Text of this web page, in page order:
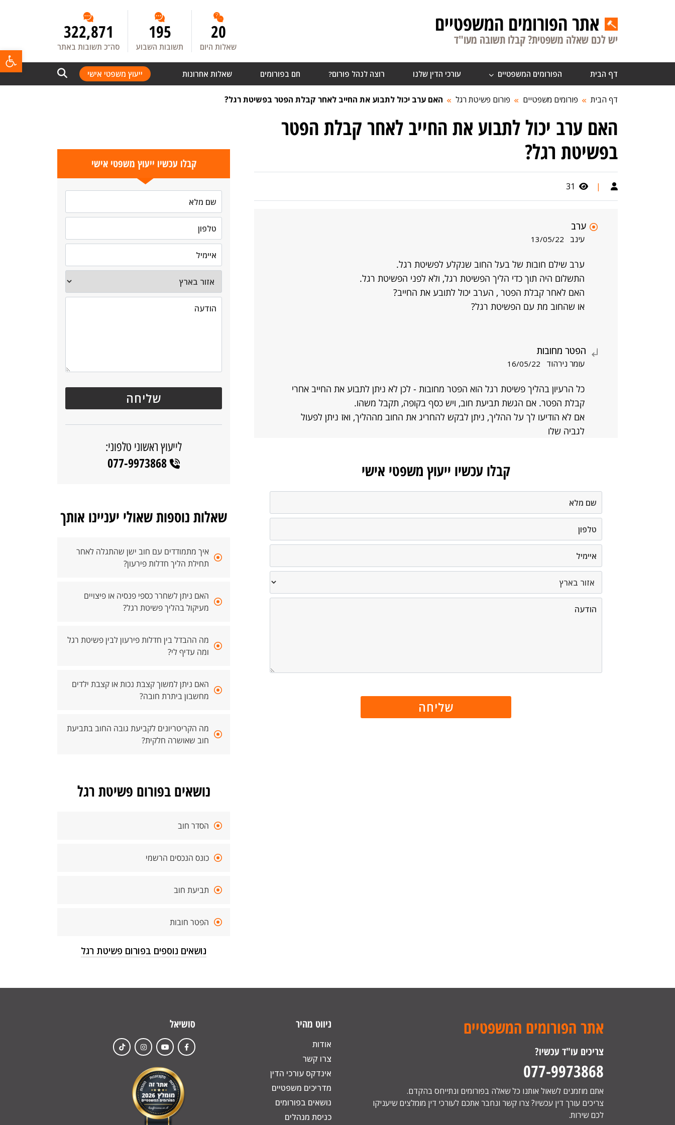
אתר הפורומים המשפטיים
יש לכם שאלה משפטית? קבלו תשובה מעו"ד 20
שאלות היום
195
תשובות השבוע
322,871
סה”כ תשובות באתר
דף הבית הפורומים המשפטיים עורכי הדין שלנו רוצה לנהל פורום? חם בפורומים שאלות אחרונות ייעוץ משפטי אישי
דף הבית פורומים משפטיים פורום פשיטת רגל האם ערב יכול לתבוע את החייב לאחר קבלת הפטר בפשיטת רגל?
האם ערב יכול לתבוע את החייב לאחר קבלת הפטר
בפשיטת רגל?
|
31
ערב
עינב 13/05/22
ערב שילם חובות של בעל החוב שנקלע לפשיטת רגל.
התשלום היה תוך כדי הליך הפשיטת רגל, ולא לפני הפשיטת רגל.
האם לאחר קבלת הפטר , הערב יכול לתובע את החייב?
או שהחוב מת עם הפשיטת רגל?
הפטר מחובות
עומר נירהוד 16/05/22
כל הרעיון בהליך פשיטת רגל הוא הפטר מחובות - לכן לא ניתן לתבוע את החייב אחרי
קבלת הפטר. אם הגשת תביעת חוב, ויש כסף בקופה, תקבל משהו.
אם לא הודיעו לך על ההליך, ניתן לבקש להחריג את החוב מההליך, ואז ניתן לפעול
לגביה שלו
קבלו עכשיו ייעוץ משפטי אישי
קבלו עכשיו ייעוץ משפטי אישי
לייעוץ ראשוני טלפוני:
077-9973868
שאלות נוספות שאולי יעניינו אותך
איך מתמודדים עם חוב ישן שהתגלה לאחר
תחילת הליך חדלות פירעון?
האם ניתן לשחרר כספי פנסיה או פיצויים
מעיקול בהליך פשיטת רגל?
מה ההבדל בין חדלות פירעון לבין פשיטת רגל
ומה עדיף לי?
האם ניתן למשוך קצבת נכות או קצבת ילדים
מחשבון ביתרת חובה?
מה הקריטריונים לקביעת גובה החוב בתביעת
חוב שאושרה חלקית?
נושאים בפורום פשיטת רגל
הסדר חוב
כונס הנכסים הרשמי
תביעת חוב
הפטר חובות
נושאים נוספים בפורום פשיטת רגל
אתר הפורומים המשפטיים
צריכים עו"ד עכשיו?
077-9973868
אתם מוזמנים לשאול אותנו כל שאלה בפורומים ונתייחס בהקדם.
צריכים עורך דין עכשיו? צרו קשר ונחבר אתכם לעורכי דין מומלצים שיעניקו
לכם שירות.
ניווט מהיר
אודות
צרו קשר
אינדקס עורכי הדין
מדריכים משפטיים
נושאים בפורומים
כניסת מנהלים
סושיאל